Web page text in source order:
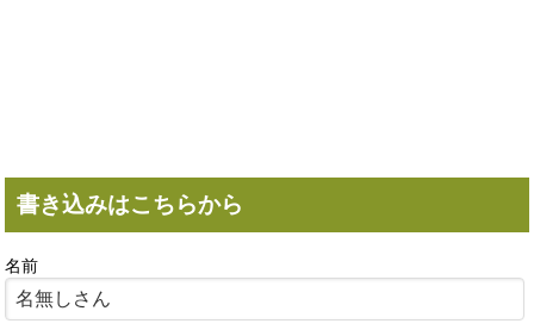
書き込みはこちらから
名前